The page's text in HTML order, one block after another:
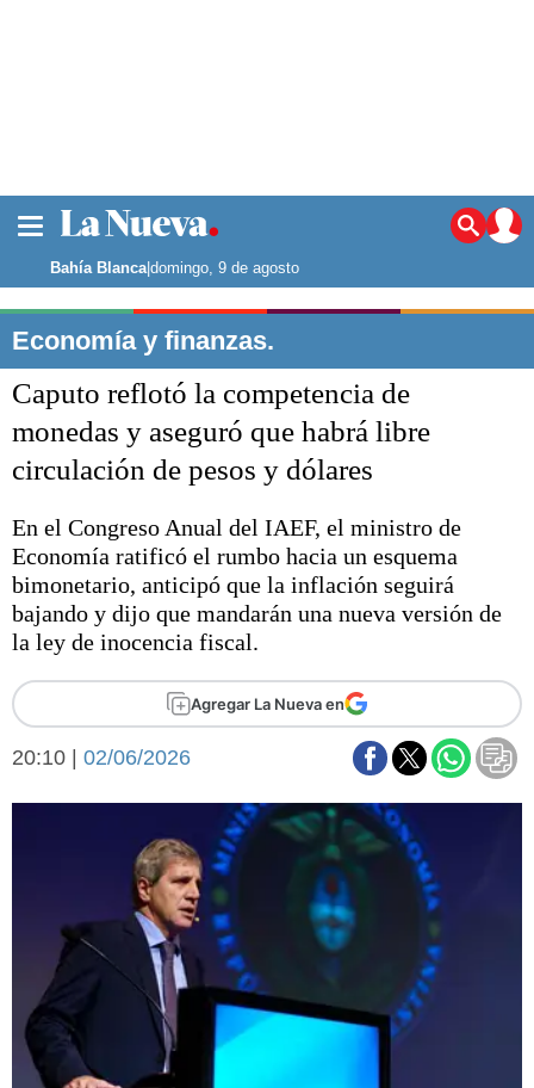
Noticias
La ciudad
Punta Alta
El país
El mundo
Seguridad
Opinión
Escenario Olímpico
Liga del Sur
Básquetbol
Fútbol
Federal A
Arte y cultura
Aplausos
Cines
Economía y campo
Economía y finanzas
Con el campo
Espacio empresas
Sociedad
Tecnología
El tiempo
Fúnebres
Clasificados
Horóscopo
Bahía Blanca|domingo, 9 de agosto
Economía y finanzas.
Caputo reflotó la competencia de
monedas y aseguró que habrá libre
circulación de pesos y dólares
En el Congreso Anual del IAEF, el ministro de
Economía ratificó el rumbo hacia un esquema
bimonetario, anticipó que la inflación seguirá
bajando y dijo que mandarán una nueva versión de
la ley de inocencia fiscal.
Agregar La Nueva en
20:10 | 02/06/2026